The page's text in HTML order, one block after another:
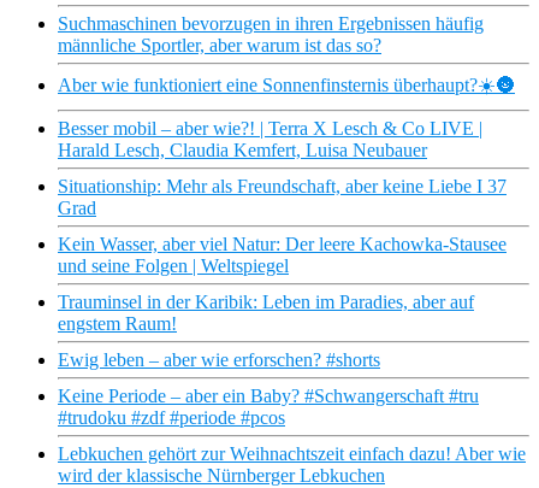
Suchmaschinen bevorzugen in ihren Ergebnissen häufig
männliche Sportler, aber warum ist das so?
Aber wie funktioniert eine Sonnenfinsternis überhaupt?☀️🌚
Besser mobil – aber wie?! | Terra X Lesch & Co LIVE |
Harald Lesch, Claudia Kemfert, Luisa Neubauer
Situationship: Mehr als Freundschaft, aber keine Liebe I 37
Grad
Kein Wasser, aber viel Natur: Der leere Kachowka-Stausee
und seine Folgen | Weltspiegel
Trauminsel in der Karibik: Leben im Paradies, aber auf
engstem Raum!
Ewig leben – aber wie erforschen? #shorts
Keine Periode – aber ein Baby? #Schwangerschaft #tru
#trudoku #zdf #periode #pcos
Lebkuchen gehört zur Weihnachtszeit einfach dazu! Aber wie
wird der klassische Nürnberger Lebkuchen